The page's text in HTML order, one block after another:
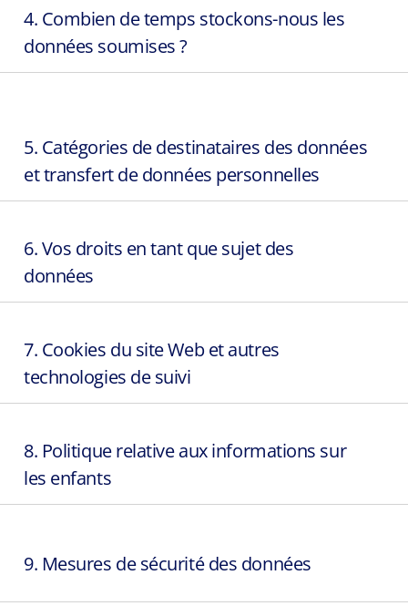
4. Combien de temps stockons-nous les
données soumises ?
5. Catégories de destinataires des données
et transfert de données personnelles
6. Vos droits en tant que sujet des
données
7. Cookies du site Web et autres
technologies de suivi
8. Politique relative aux informations sur
les enfants
9. Mesures de sécurité des données